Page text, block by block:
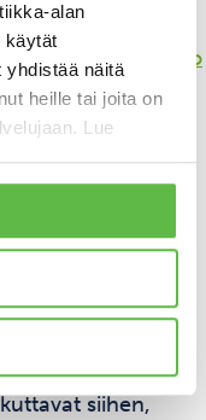
alan
käytät
yhdistää näitä
heille tai joita on
Lue
ja katso
ulottuvat
Tiimit
kokee työnsä
myös yksi
siihen,